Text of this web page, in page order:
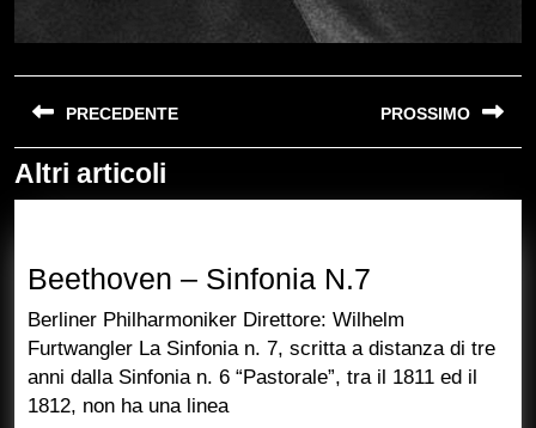
Navigazione
articoliPRECEDENTE
Previous
post:
PROSSIMO
post:
Altri articoli
Beethoven – Sinfonia N.7
–
Sinfonia
N.7
Berliner Philharmoniker Direttore: Wilhelm
Furtwangler La Sinfonia n. 7, scritta a distanza di tre
anni dalla Sinfonia n. 6 “Pastorale”, tra il 1811 ed il
1812, non ha una linea